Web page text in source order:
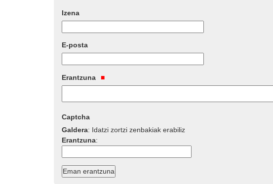
Izena
E-posta
Erantzuna
Captcha
Galdera: Idatzi zortzi zenbakiak erabiliz
Erantzuna: